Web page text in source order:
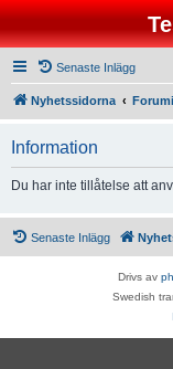
Senaste Inlägg
Nyhetssidorna
Information
Du har inte tillåtelse att
Senaste Inlägg
Drivs av
Swedish